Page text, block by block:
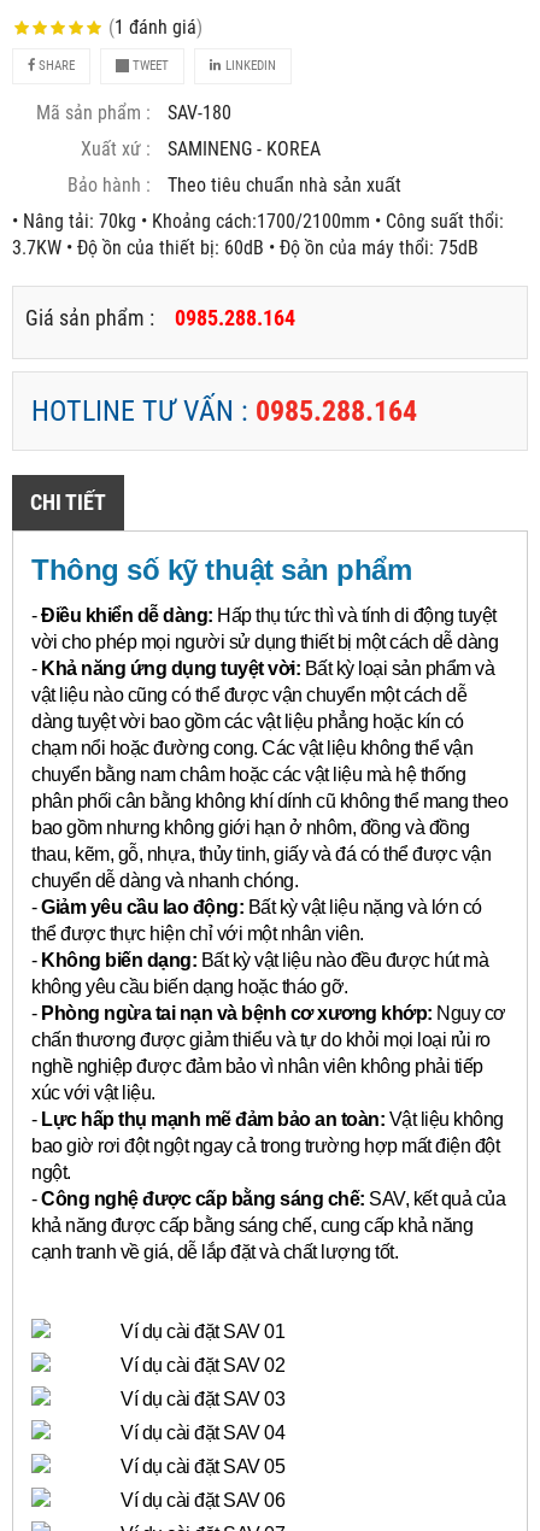
(1 đánh giá)
SHARE TWEET LINKEDIN
Mã sản phẩm :
SAV-180
Xuất xứ :
SAMINENG - KOREA
Bảo hành :
Theo tiêu chuẩn nhà sản xuất
• Nâng tải: 70kg • Khoảng cách:1700/2100mm • Công suất thổi:
3.7KW • Độ ồn của thiết bị: 60dB • Độ ồn của máy thổi: 75dB
Giá sản phẩm : 0985.288.164
HOTLINE TƯ VẤN : 0985.288.164
CHI TIẾT
Thông số kỹ thuật sản phẩm
-Điều khiển dễ dàng: Hấp thụ tức thì và tính di động tuyệt
vời cho phép mọi người sử dụng thiết bị một cách dễ dàng
- Khả năng ứng dụng tuyệt vời: Bất kỳ loại sản phẩm và
vật liệu nào cũng có thể được vận chuyển một cách dễ
dàng tuyệt vời bao gồm các vật liệu phẳng hoặc kín có
chạm nổi hoặc đường cong. Các vật liệu không thể vận
chuyển bằng nam châm hoặc các vật liệu mà hệ thống
phân phối cân bằng không khí dính cũ không thể mang theo
bao gồm nhưng không giới hạn ở nhôm, đồng và đồng
thau, kẽm, gỗ, nhựa, thủy tinh, giấy và đá có thể được vận
chuyển dễ dàng và nhanh chóng.
-Giảm yêu cầu lao động: Bất kỳ vật liệu nặng và lớn có
thể được thực hiện chỉ với một nhân viên.
- Không biến dạng: Bất kỳ vật liệu nào đều được hút mà
không yêu cầu biến dạng hoặc tháo gỡ.
- Phòng ngừa tai nạn và bệnh cơ xương khớp: Nguy cơ
chấn thương được giảm thiểu và tự do khỏi mọi loại rủi ro
nghề nghiệp được đảm bảo vì nhân viên không phải tiếp
xúc với vật liệu.
- Lực hấp thụ mạnh mẽ đảm bảo an toàn: Vật liệu không
bao giờ rơi đột ngột ngay cả trong trường hợp mất điện đột
ngột.
-Công nghệ được cấp bằng sáng chế: SAV, kết quả của
khả năng được cấp bằng sáng chế, cung cấp khả năng
cạnh tranh về giá, dễ lắp đặt và chất lượng tốt.